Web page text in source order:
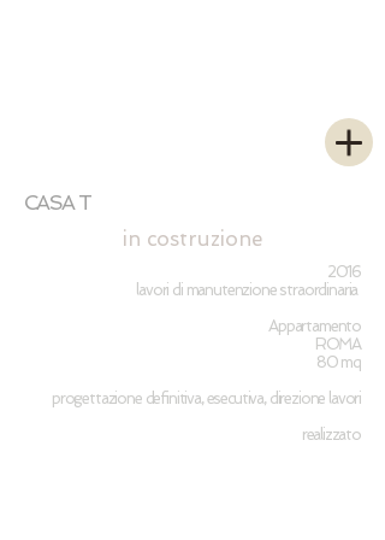
CASA T
in costruzione
2016
lavori di manutenzione straordinaria
Appartamento
ROMA
80 mq
progettazione definitiva, esecutiva, direzione lavori
realizzato